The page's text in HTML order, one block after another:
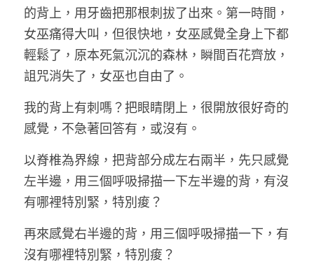
的背上，用牙齒把那根刺拔了出來。第一時間，
女巫痛得大叫，但很快地，女巫感覺全身上下都
輕鬆了，原本死氣沉沉的森林，瞬間百花齊放，
詛咒消失了，女巫也自由了。
我的背上有刺嗎？把眼睛閉上，很開放很好奇的
感覺，不急著回答有，或沒有。
以脊椎為界線，把背部分成左右兩半，先只感覺
左半邊，用三個呼吸掃描一下左半邊的背，有沒
有哪裡特別緊，特別痠？
再來感覺右半邊的背，用三個呼吸掃描一下，有
沒有哪裡特別緊，特別痠？